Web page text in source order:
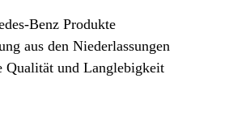
Benz Produkte
aus den Niederlassungen
Qualität und Langlebigkeit